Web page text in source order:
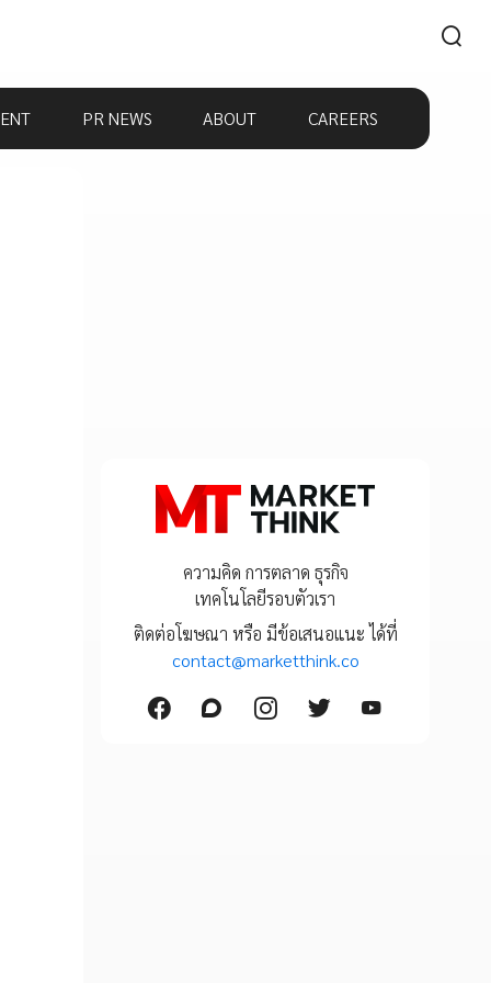
PR NEWS ABOUT CAREERS
ความคิด การตลาด ธุรกิจ
เทคโนโลยีรอบตัวเรา
ติดต่อโฆษณา หรือ มีข้อเสนอแนะ ได้ที่
contact@marketthink.co